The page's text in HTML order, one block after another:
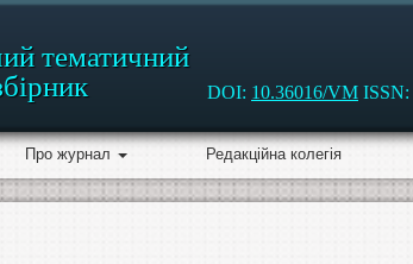
тематичний
DOI: 10.36016/VM ISSN:
Про журнал Редакційна колегія